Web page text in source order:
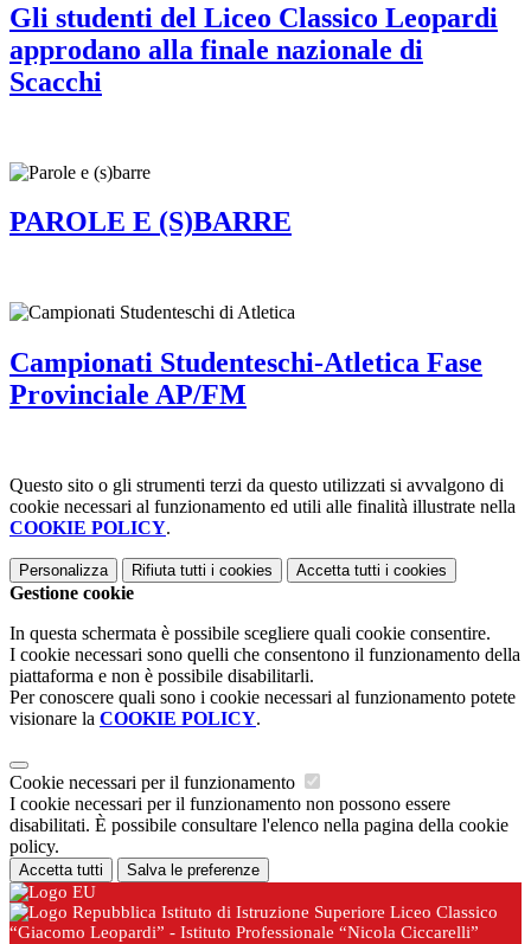
Gli studenti del Liceo Classico Leopardi
approdano alla finale nazionale di
Scacchi
PAROLE E (S)BARRE
Campionati Studenteschi-Atletica Fase
Provinciale AP/FM
Questo sito o gli strumenti terzi da questo utilizzati si avvalgono di
cookie necessari al funzionamento ed utili alle finalità illustrate nella
COOKIE POLICY.
Personalizza Rifiuta tutti i cookies Accetta tutti i cookies
Gestione cookie
In questa schermata è possibile scegliere quali cookie consentire.
I cookie necessari sono quelli che consentono il funzionamento della
piattaforma e non è possibile disabilitarli.
Per conoscere quali sono i cookie necessari al funzionamento potete
visionare la COOKIE POLICY.
Cookie necessari per il funzionamento
I cookie necessari per il funzionamento non possono essere
disabilitati. È possibile consultare l'elenco nella pagina della cookie
policy.
Accetta tutti Salva le preferenze
Istituto di Istruzione Superiore Liceo Classico
“Giacomo Leopardi” - Istituto Professionale “Nicola Ciccarelli”